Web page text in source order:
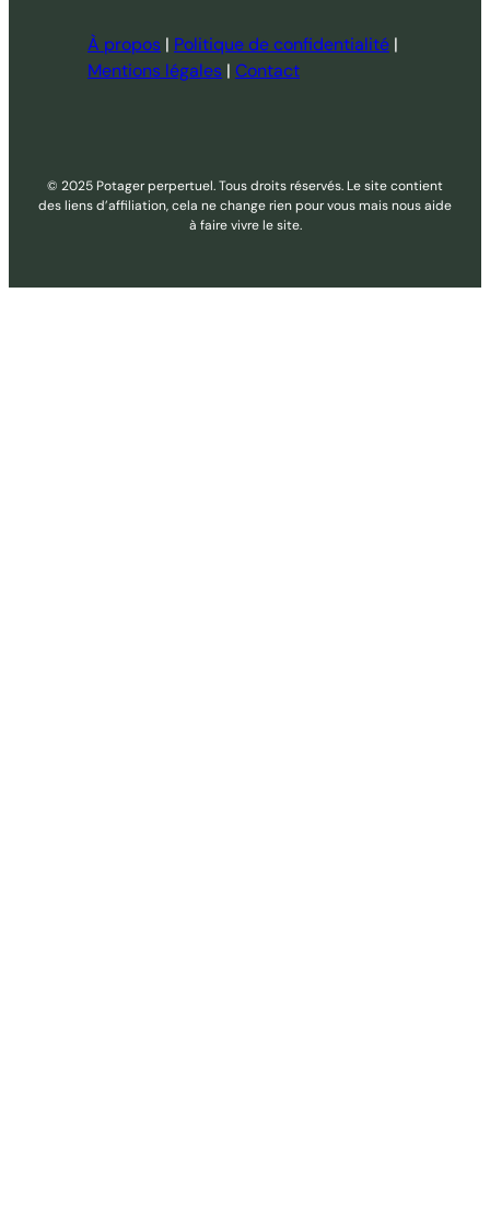
À propos | Politique de confidentialité |
Mentions légales | Contact
© 2025 Potager perpertuel. Tous droits réservés. Le site contient
des liens d’affiliation, cela ne change rien pour vous mais nous aide
à faire vivre le site.